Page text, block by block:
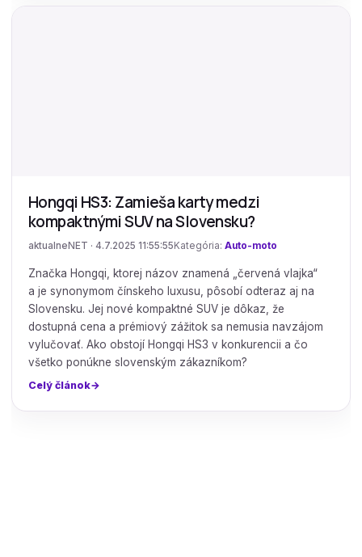
Hongqi HS3: Zamieša karty medzi
kompaktnými SUV na Slovensku?
aktualneNET · 4.7.2025 11:55:55 Kategória: Auto-moto
Značka Hongqi, ktorej názov znamená „červená vlajka“
a je synonymom čínskeho luxusu, pôsobí odteraz aj na
Slovensku. Jej nové kompaktné SUV je dôkaz, že
dostupná cena a prémiový zážitok sa nemusia navzájom
vylučovať. Ako obstojí Hongqi HS3 v konkurencii a čo
všetko ponúkne slovenským zákazníkom?
Celý článok